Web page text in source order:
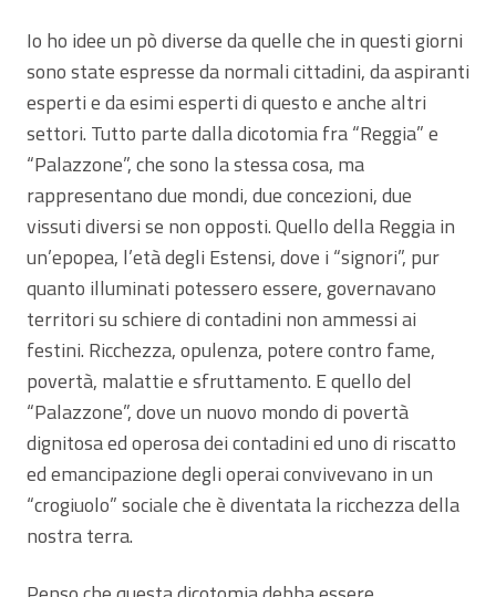
Io ho idee un pò diverse da quelle che in questi giorni
sono state espresse da normali cittadini, da aspiranti
esperti e da esimi esperti di questo e anche altri
settori. Tutto parte dalla dicotomia fra “Reggia” e
“Palazzone”, che sono la stessa cosa, ma
rappresentano due mondi, due concezioni, due
vissuti diversi se non opposti. Quello della Reggia in
un’epopea, l’età degli Estensi, dove i “signori”, pur
quanto illuminati potessero essere, governavano
territori su schiere di contadini non ammessi ai
festini. Ricchezza, opulenza, potere contro fame,
povertà, malattie e sfruttamento. E quello del
“Palazzone”, dove un nuovo mondo di povertà
dignitosa ed operosa dei contadini ed uno di riscatto
ed emancipazione degli operai convivevano in un
“crogiuolo” sociale che è diventata la ricchezza della
nostra terra.